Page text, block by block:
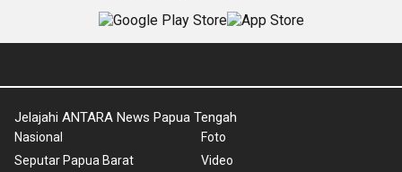
Jelajahi ANTARA News Papua Tengah
Nasional
Seputar Papua Barat
Foto
Video